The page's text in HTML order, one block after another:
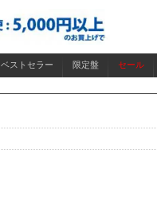
ベストセラー 限定盤 セール